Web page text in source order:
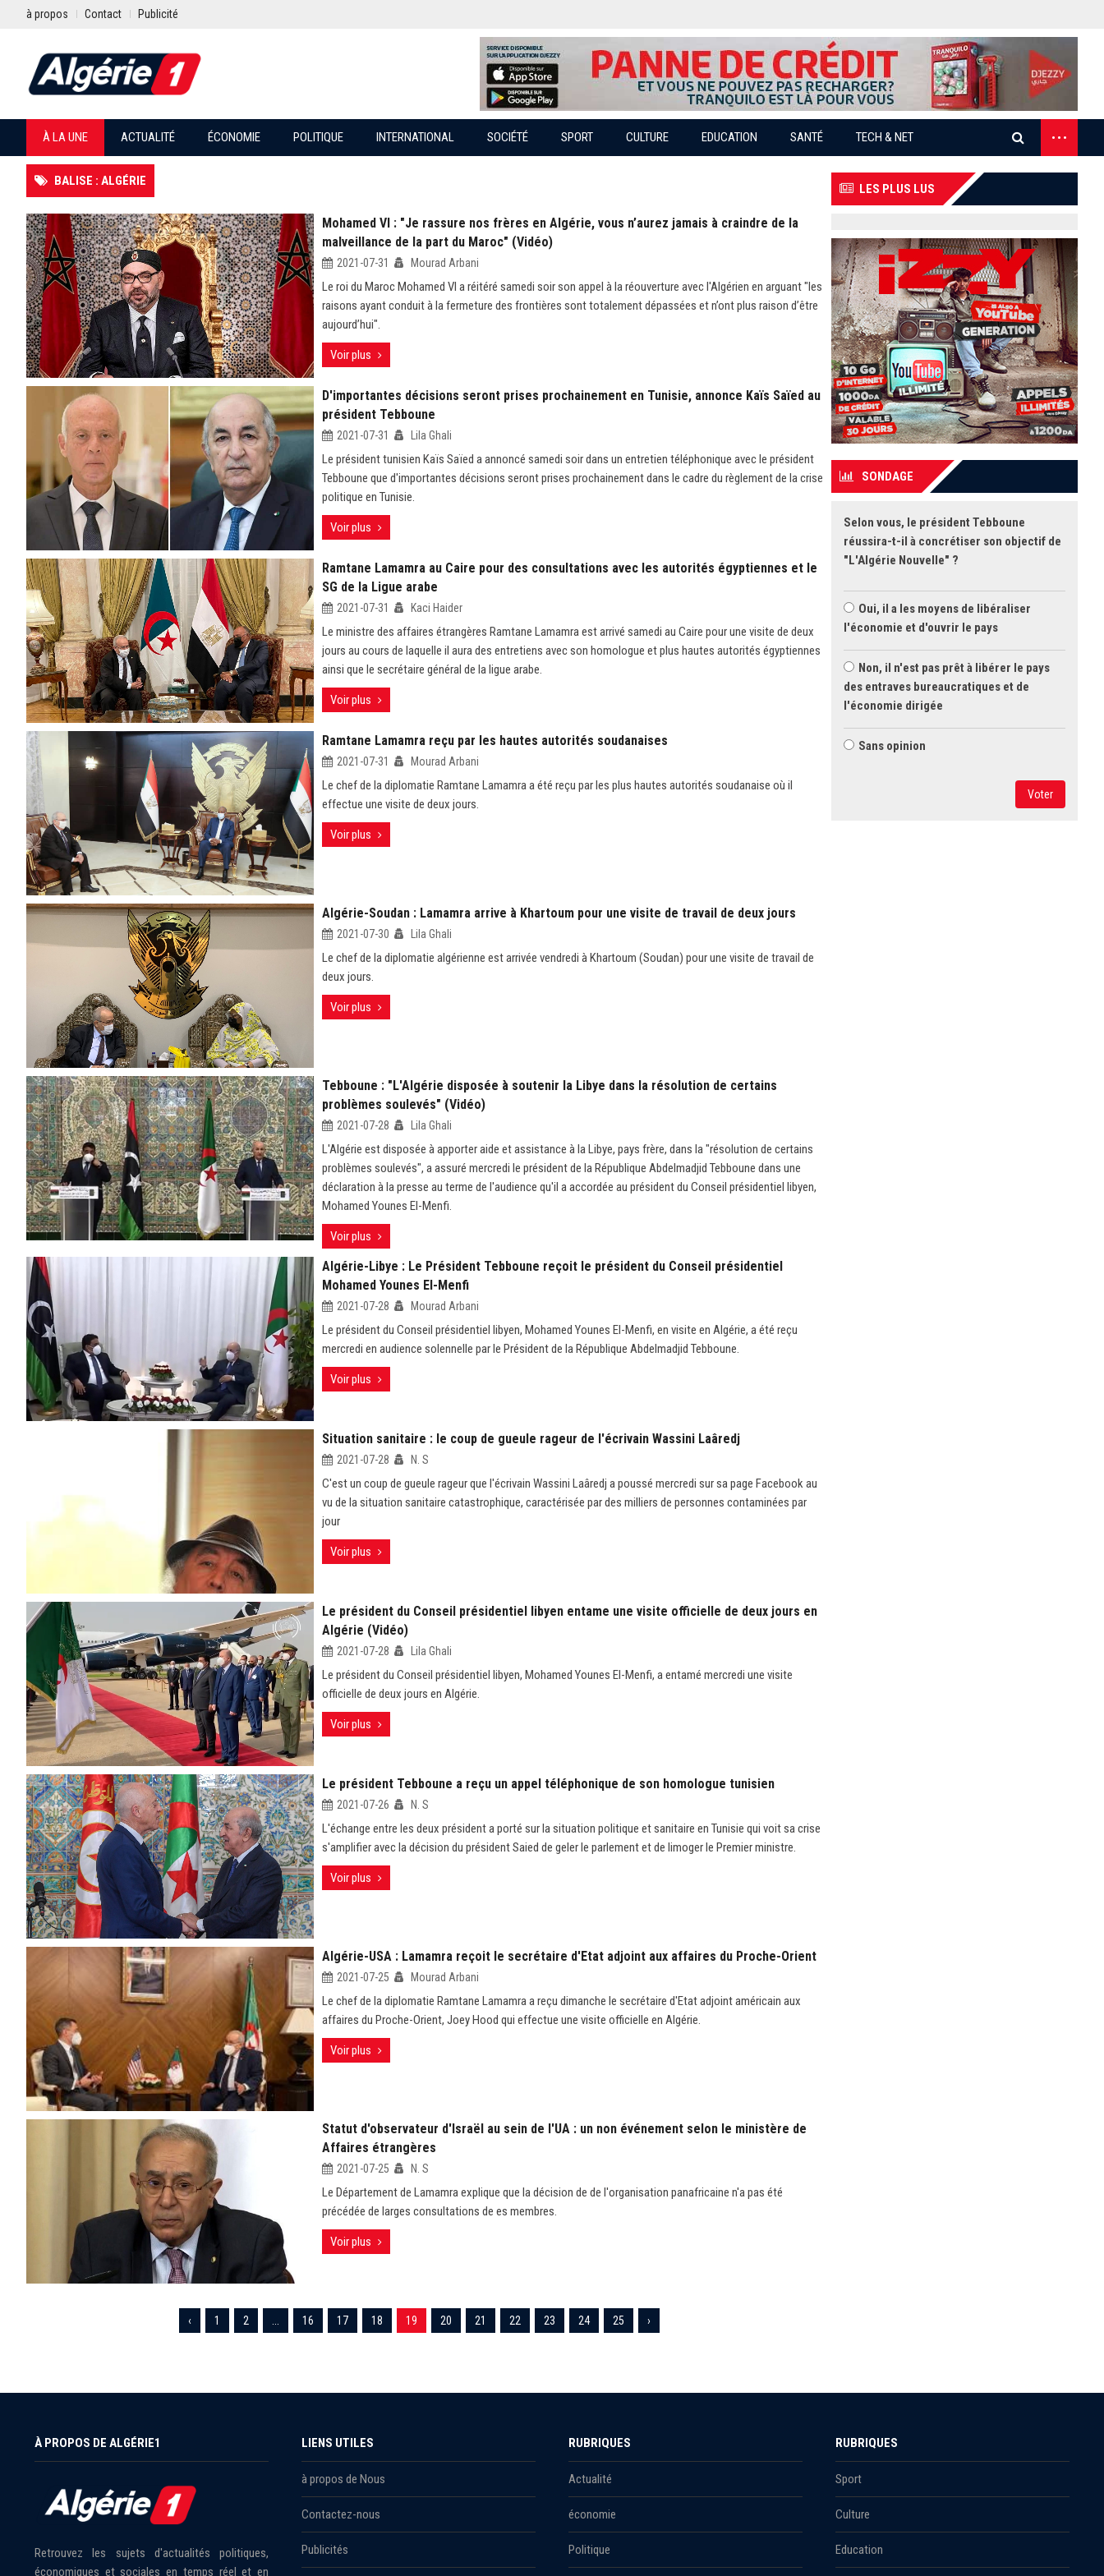
à propos Contact Publicité
À LA UNE ACTUALITÉ ÉCONOMIE POLITIQUE INTERNATIONAL SOCIÉTÉ SPORT CULTURE EDUCATION SANTÉ TECH & NET ...
BALISE : ALGÉRIE
Mohamed VI : "Je rassure nos frères en Algérie, vous n’aurez jamais à craindre de la
malveillance de la part du Maroc" (Vidéo)
2021-07-31 Mourad Arbani
Le roi du Maroc Mohamed VI a réitéré samedi soir son appel à la réouverture avec l'Algérien en arguant "les
raisons ayant conduit à la fermeture des frontières sont totalement dépassées et n’ont plus raison d’être
aujourd’hui".
Voir plus
D'importantes décisions seront prises prochainement en Tunisie, annonce Kaïs Saïed au
président Tebboune
2021-07-31 Lila Ghali
Le président tunisien Kaïs Saïed a annoncé samedi soir dans un entretien téléphonique avec le président
Tebboune que d'importantes décisions seront prises prochainement dans le cadre du règlement de la crise
politique en Tunisie.
Voir plus
Ramtane Lamamra au Caire pour des consultations avec les autorités égyptiennes et le
SG de la Ligue arabe
2021-07-31 Kaci Haider
Le ministre des affaires étrangères Ramtane Lamamra est arrivé samedi au Caire pour une visite de deux
jours au cours de laquelle il aura des entretiens avec son homologue et plus hautes autorités égyptiennes
ainsi que le secrétaire général de la ligue arabe.
Voir plus
Ramtane Lamamra reçu par les hautes autorités soudanaises
2021-07-31 Mourad Arbani
Le chef de la diplomatie Ramtane Lamamra a été reçu par les plus hautes autorités soudanaise où il
effectue une visite de deux jours.
Voir plus
Algérie-Soudan : Lamamra arrive à Khartoum pour une visite de travail de deux jours
2021-07-30 Lila Ghali
Le chef de la diplomatie algérienne est arrivée vendredi à Khartoum (Soudan) pour une visite de travail de
deux jours.
Voir plus
Tebboune : "L'Algérie disposée à soutenir la Libye dans la résolution de certains
problèmes soulevés" (Vidéo)
2021-07-28 Lila Ghali
L'Algérie est disposée à apporter aide et assistance à la Libye, pays frère, dans la "résolution de certains
problèmes soulevés", a assuré mercredi le président de la République Abdelmadjid Tebboune dans une
déclaration à la presse au terme de l'audience qu'il a accordée au président du Conseil présidentiel libyen,
Mohamed Younes El-Menfi.
Voir plus
Algérie-Libye : Le Président Tebboune reçoit le président du Conseil présidentiel
Mohamed Younes El-Menfi
2021-07-28 Mourad Arbani
Le président du Conseil présidentiel libyen, Mohamed Younes El-Menfi, en visite en Algérie, a été reçu
mercredi en audience solennelle par le Président de la République Abdelmadjid Tebboune.
Voir plus
Situation sanitaire : le coup de gueule rageur de l'écrivain Wassini Laâredj
2021-07-28 N. S
C'est un coup de gueule rageur que l'écrivain Wassini Laâredj a poussé mercredi sur sa page Facebook au
vu de la situation sanitaire catastrophique, caractérisée par des milliers de personnes contaminées par
jour
Voir plus
Le président du Conseil présidentiel libyen entame une visite officielle de deux jours en
Algérie (Vidéo)
2021-07-28 Lila Ghali
Le président du Conseil présidentiel libyen, Mohamed Younes El-Menfi, a entamé mercredi une visite
officielle de deux jours en Algérie.
Voir plus
Le président Tebboune a reçu un appel téléphonique de son homologue tunisien
2021-07-26 N. S
L'échange entre les deux président a porté sur la situation politique et sanitaire en Tunisie qui voit sa crise
s'amplifier avec la décision du président Saied de geler le parlement et de limoger le Premier ministre.
Voir plus
Algérie-USA : Lamamra reçoit le secrétaire d'Etat adjoint aux affaires du Proche-Orient
2021-07-25 Mourad Arbani
Le chef de la diplomatie Ramtane Lamamra a reçu dimanche le secrétaire d'Etat adjoint américain aux
affaires du Proche-Orient, Joey Hood qui effectue une visite officielle en Algérie.
Voir plus
Statut d'observateur d'Israël au sein de l'UA : un non événement selon le ministère de
Affaires étrangères
2021-07-25 N. S
Le Département de Lamamra explique que la décision de de l'organisation panafricaine n'a pas été
précédée de larges consultations de es membres.
Voir plus
‹ 1 2 16 17 18 19 20 21 22 23 24 25 ›
LES PLUS LUS
SONDAGE
Selon vous, le président Tebboune
réussira-t-il à concrétiser son objectif de
"L'Algérie Nouvelle" ?
Oui, il a les moyens de libéraliser
l'économie et d'ouvrir le pays
Non, il n'est pas prêt à libérer le pays
des entraves bureaucratiques et de
l'économie dirigée
Sans opinion
Voter
À PROPOS DE ALGÉRIE1
Retrouvez les sujets d'actualités politiques,
économiques et sociales en temps réel et en
LIENS UTILES
à propos de Nous
Contactez-nous
Publicités
RUBRIQUES
Actualité
économie
Politique
RUBRIQUES
Sport
Culture
Education